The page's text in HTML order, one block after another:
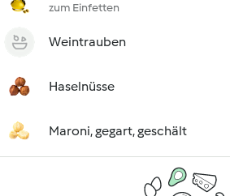
zum Einfetten
Weintrauben
Haselnüsse
Maroni, gegart, geschält